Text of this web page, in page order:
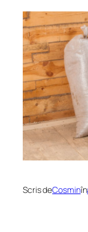
Scris deCosminîn